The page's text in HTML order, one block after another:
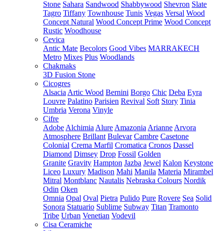
Stone Sahara Sandwood Shabbywood Shevron Slate
Tagro Tiffany Townhouse Tunis Vegas Versal Wood
Concept Natural Wood Concept Prime Wood Concept
Rustic Woodhouse
Cevica
Antic Mate Becolors Good Vibes MARRAKECH
Metro Mixes Plus Woodlands
Chakmaks
3D Fusion Stone
Cicogres
Alsacia Artic Wood Bernini Borgo Chic Deba Eyra
Louvre Palatino Parisien Revival Soft Story Tinia
Umbria Verona Vinyle
Cifre
Adobe Alchimia Alure Amazonia Arianne Arvora
Atmosphere Brillant Bulevar Cambre Casetone
Colonial Crema Marfil Cromatica Cronos Dassel
Diamond Dimsey Drop Fossil Golden
Granite Gravity Hampton Jazba Jewel Kalon Keystone
Liceo Luxury Madison Mahi Manila Materia Mirambel
Mitral Montblanc Nautalis Nebraska Colours Nordik
Odin Oken
Omnia Opal Oval Pietra Pulido Pure Rovere Sea Solid
Sonora Statuario Sublime Subway Titan Tramonto
Tribe Urban Venetian Vodevil
Cisa Ceramiche